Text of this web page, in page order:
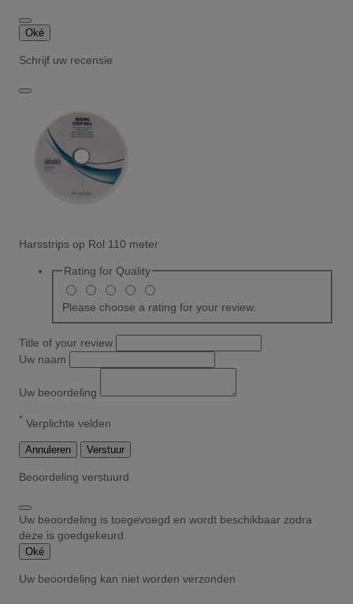
Oké
Schrijf uw recensie
Harsstrips op Rol 110 meter
Rating for Quality
Please choose a rating for your review.
Title of your review
Uw naam
Uw beoordeling
* Verplichte velden
Annuleren Verstuur
Beoordeling verstuurd
Uw beoordeling is toegevoegd en wordt beschikbaar zodra
deze is goedgekeurd.
Oké
Uw beoordeling kan niet worden verzonden